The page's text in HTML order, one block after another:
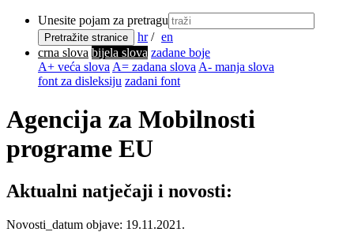
Unesite pojam za pretragu
Pretražite stranice hr / en
crna slova bijela slova zadane boje
A+ veća slova A= zadana slova A- manja slova
font za disleksiju zadani font
Agencija za Mobilnosti
programe EU
Aktualni natječaji i novosti:
Novosti_ datum objave: 19.11.2021.